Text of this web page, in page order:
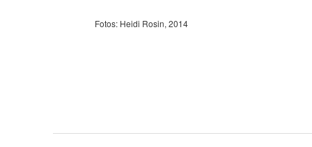
Fotos: Heidi Rosin, 2014